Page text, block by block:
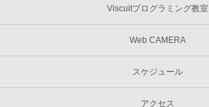
Viscuitプログラミング教室
Web CAMERA
スケジュール
アクセス